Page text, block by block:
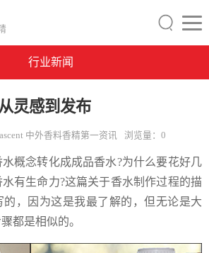
行业新闻
灵感到发布
中外香料香精第一资讯 浏览量： 0
概念转化成成品香水?为什么要花好几
有生命力?这篇关于香水制作过程的描
，因为这是我最了解的，但无论是大
都是相似的。